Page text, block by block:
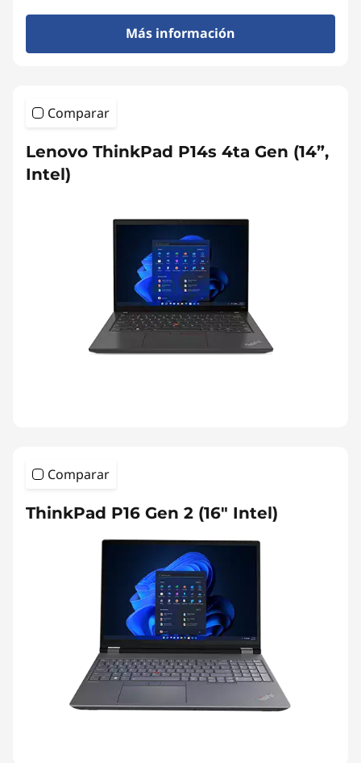
Más información
Comparar
Lenovo ThinkPad P14s 4ta Gen (14”,
Intel)
Comparar
ThinkPad P16 Gen 2 (16" Intel)